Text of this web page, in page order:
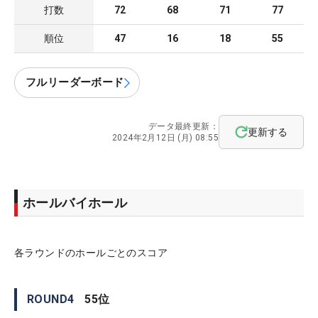
打数 72 68 71 77
順位 47 16 18 55
フルリーダーボード
データ最終更新：
2024年2月12日 (月) 08:55
更新する
ホールバイホール
各ラウンドのホールごとのスコア
ROUND4 55位